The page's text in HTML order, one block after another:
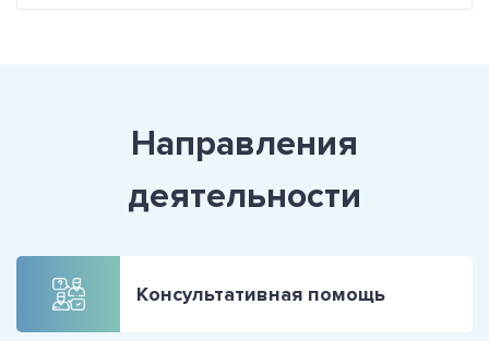
Направления
деятельности
Консультативная помощь